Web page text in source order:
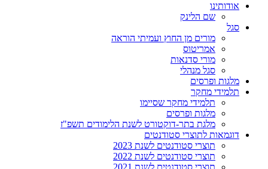
אודותינו
שם הלינק
סגל
מורים מן החוץ ועמיתי הוראה
אמריטוס
מורי סדנאות
סגל מנהלי
מלגות ופרסים
תלמידי מחקר
תלמידי מחקר שסיימו
מלגות ופרסים
מלגת בתר-דוקטורט לשנת הלימודים תשפ"ז
דוגמאות לתוצרי סטודנטים
תוצרי סטודנטים לשנת 2023
תוצרי סטודנטים לשנת 2022
תוצרי סטודנטים לשנת 2021